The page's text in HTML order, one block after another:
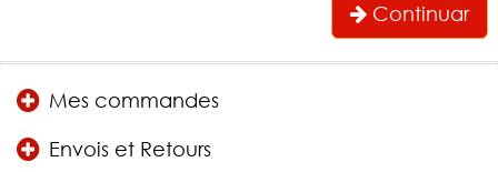
Continuar
Mes commandes
Envois et Retours